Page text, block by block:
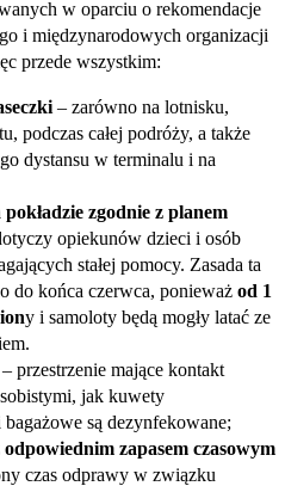
w oparciu o rekomendacje
i międzynarodowych organizacji
przede wszystkim:
– zarówno na lotnisku,
podczas całej podróży, a także
dystansu w terminalu i na
zgodnie z planem
opiekunów dzieci i osób
stałej pomocy. Zasada ta
do końca czerwca, ponieważ od 1
y i samoloty będą mogły latać ze
– przestrzenie mające kontakt
jak kuwety
są dezynfekowane;
zapasem czasowym
czas odprawy w związku